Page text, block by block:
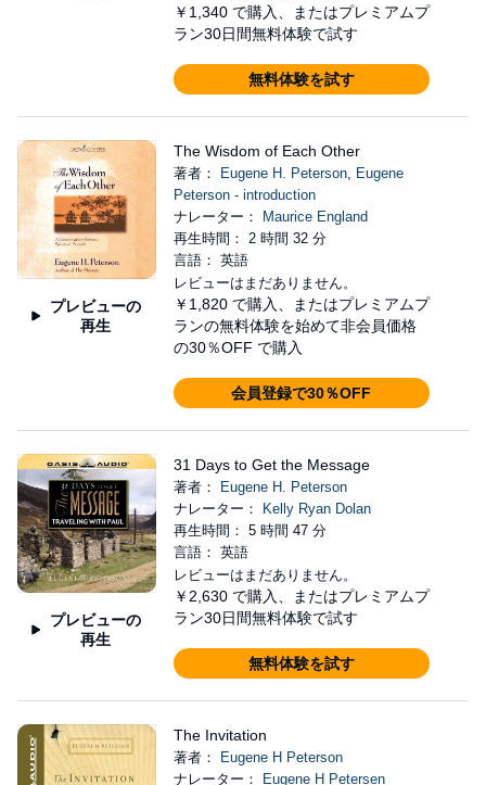
￥1,340 で購入、またはプレミアムプ
ラン30日間無料体験で試す
無料体験を試す
プレビューの
再生
The Wisdom of Each Other
著者： Eugene H. Peterson, Eugene
Peterson - introduction
ナレーター：
Maurice England
再生時間： 2 時間 32 分
言語： 英語
レビューはまだありません。
￥1,820 で購入、またはプレミアムプ
ランの無料体験を始めて非会員価格
の30％OFF で購入
会員登録で30％OFF
プレビューの
再生
31 Days to Get the Message
著者：
Eugene H. Peterson
ナレーター：
Kelly Ryan Dolan
再生時間： 5 時間 47 分
言語： 英語
レビューはまだありません。
￥2,630 で購入、またはプレミアムプ
ラン30日間無料体験で試す
無料体験を試す
The Invitation
著者：
Eugene H Peterson
ナレーター：
Eugene H Petersen